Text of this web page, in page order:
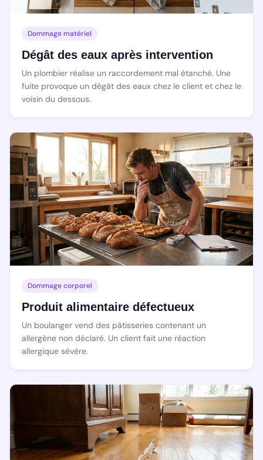
Dommage matériel
Dégât des eaux après intervention
Un plombier réalise un raccordement mal étanché. Une
fuite provoque un dégât des eaux chez le client et chez le
voisin du dessous.
Dommage corporel
Produit alimentaire défectueux
Un boulanger vend des pâtisseries contenant un
allergène non déclaré. Un client fait une réaction
allergique sévère.